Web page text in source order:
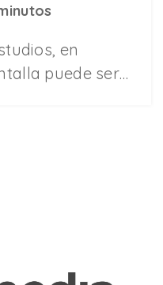
en
puede ser…